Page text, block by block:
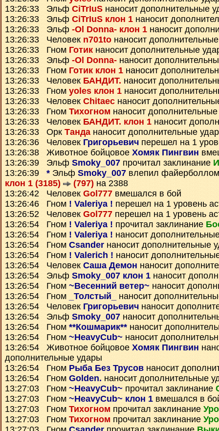
13:26:33 Эльф CiTrIuS наносит дополнительные
13:26:33 Эльф CiTrIuS клон 1 наносит
13:26:33 Эльф -Ol Donna- клон 1 наносит
13:26:33 Человек n701to наносит
13:26:33 Гном Готик наносит дополнительные
13:26:33 Эльф -Ol Donna- наносит
13:26:33 Гном Готик клон 1 наносит
13:26:33 Человек БАНДИТ. наносит
13:26:33 Гном yoles клон 1 наносит
13:26:33 Человек Chitaec наносит
13:26:33 Гном Тихогном наносит
13:26:33 Человек БАНДИТ. клон 1 наносит
13:26:33 Орк Тандананосит дополнительные
13:26:36 Человек Григорьевич перешел на 1
13:26:38 Животное бойцовое Хомяк Пингвин
13:26:39 Эльф Smoky_007 прочитал заклинание
13:26:39 * Эльф Smoky_007 влепил
клон 1 (3185)
(797) на 2388
13:26:42 Человек Gol777 вмешался в бой
13:26:46 Гном ! Valeriya ! перешел на 1 уровень
13:26:52 Человек Gol777 перешел на 1 уровень
13:26:54 Гном ! Valeriya ! прочитал заклинание
13:26:54 Гном ! Valeriya ! наносит
13:26:54 Гном Csander наносит дополнительные
13:26:54 Гном ! Valerich ! наносит
13:26:54 Человек Саша Демон наносит
13:26:54 Эльф Smoky_007 клон 1 наносит
13:26:54 Гном ~Весенний ветер~ наносит
13:26:54 Гном
_Толстый_
наносит
13:26:54 Человек Григорьевич наносит
13:26:54 Эльф Smoky_007 наносит
13:26:54 Гном **Кошмарик** наносит
13:26:54 Гном ~HeavyCub~ наносит
13:26:54 Животное бойцовое Хомяк Пингвин
дополнительные удары
13:26:54 Гном Рыба Без Трусов наносит
13:26:54 Гном Golden. наносит дополнительные
13:27:03 Гном ~HeavyCub~ прочитал заклинание
13:27:03 Гном ~HeavyCub~ клон 1 вмешался в
13:27:03 Гном Тихогном прочитал заклинание
13:27:03 Гном Тихогном прочитал заклинание